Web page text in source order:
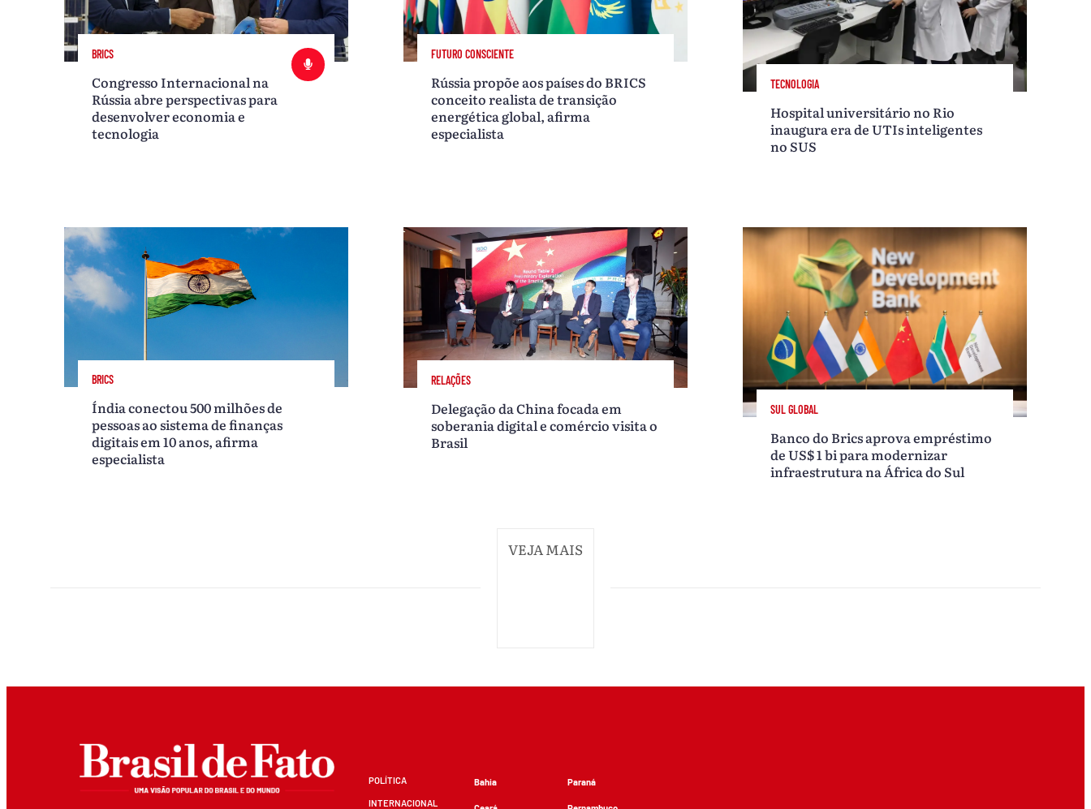
BRICS
Congresso Internacional na
Rússia abre perspectivas para
desenvolver economia e
tecnologia
FUTURO CONSCIENTE
Rússia propõe aos países do BRICS
conceito realista de transição
energética global, afirma
especialista
TECNOLOGIA
Hospital universitário no Rio
inaugura era de UTIs inteligentes
no SUS
BRICS
Índia conectou 500 milhões de
pessoas ao sistema de finanças
digitais em 10 anos, afirma
especialista
RELAÇÕES
Delegação da China focada em
soberania digital e comércio visita o
Brasil
SUL GLOBAL
Banco do Brics aprova empréstimo
de US$ 1 bi para modernizar
infraestrutura na África do Sul
VEJA MAIS
POLÍTICA
INTERNACIONAL
Bahia Paraná